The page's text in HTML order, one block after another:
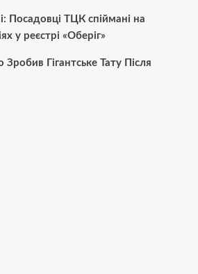
Посадовці ТЦК спіймані на
у реєстрі «Оберіг»
Гігантське Тату Після